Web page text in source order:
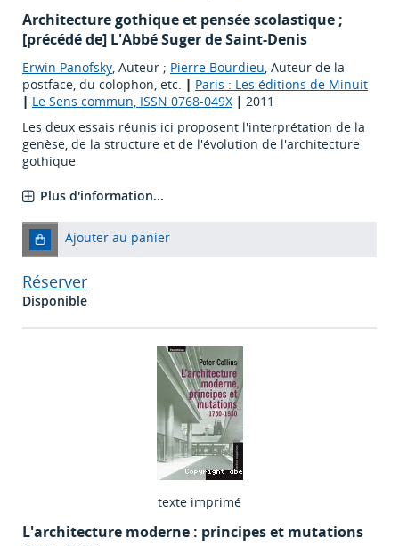
Architecture gothique et pensée scolastique ;
[précédé de] L'Abbé Suger de Saint-Denis
Erwin Panofsky, Auteur ; Pierre Bourdieu, Auteur de la
postface, du colophon, etc. | Paris : Les éditions de Minuit
| Le Sens commun, ISSN 0768-049X | 2011
Les deux essais réunis ici proposent l'interprétation de la
genèse, de la structure et de l'évolution de l'architecture
gothique
Plus d'information...
Ajouter au panier
Réserver
Disponible
texte imprimé
L'architecture moderne : principes et mutations